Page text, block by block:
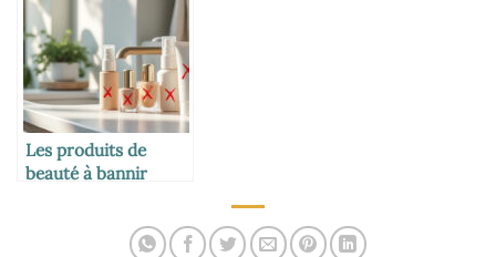
Les produits de
beauté à bannir